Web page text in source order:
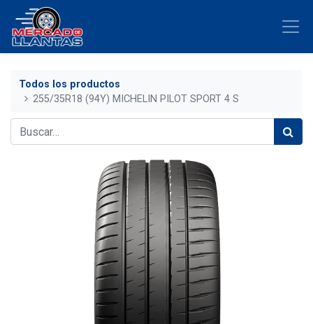
Todos los productos
255/35R18 (94Y) MICHELIN PILOT SPORT 4 S